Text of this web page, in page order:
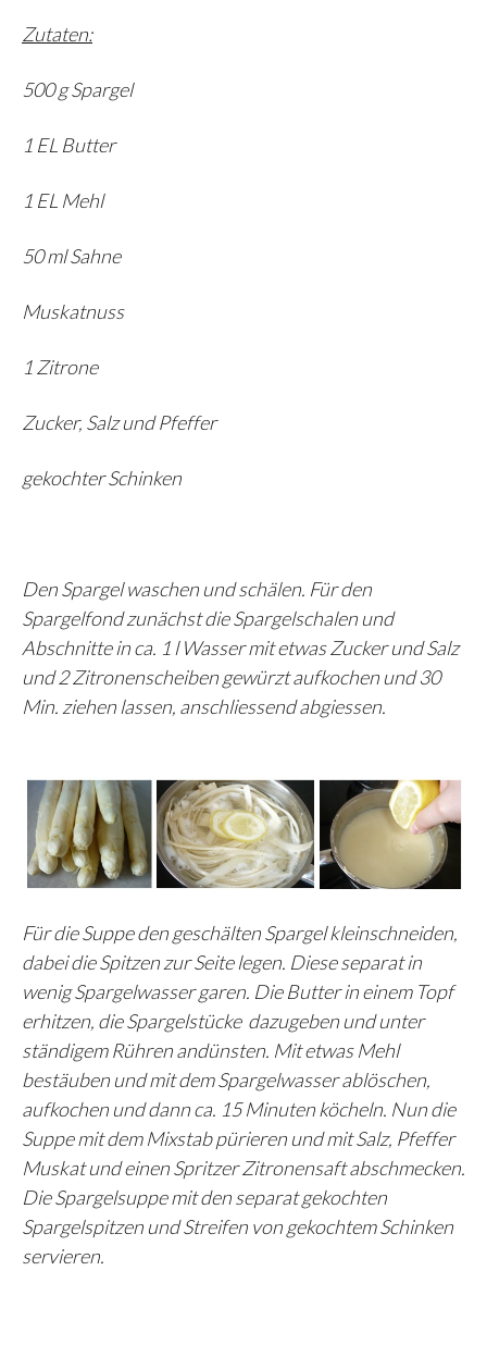
Zutaten:
500 g Spargel
1 EL Butter
1 EL Mehl
50 ml Sahne
Muskatnuss
1 Zitrone
Zucker, Salz und Pfeffer
gekochter Schinken
Den Spargel waschen und schälen. Für den
Spargelfond zunächst die Spargelschalen und
Abschnitte in ca. 1 l Wasser mit etwas Zucker und Salz
und 2 Zitronenscheiben gewürzt aufkochen und 30
Min. ziehen lassen, anschliessend abgiessen.
Für die Suppe den geschälten Spargel kleinschneiden,
dabei die Spitzen zur Seite legen. Diese separat in
wenig Spargelwasser garen. Die Butter in einem Topf
erhitzen, die Spargelstücke dazugeben und unter
ständigem Rühren andünsten. Mit etwas Mehl
bestäuben und mit dem Spargelwasser ablöschen,
aufkochen und dann ca. 15 Minuten köcheln. Nun die
Suppe mit dem Mixstab pürieren und mit Salz, Pfeffer
Muskat und einen Spritzer Zitronensaft abschmecken.
Die Spargelsuppe mit den separat gekochten
Spargelspitzen und Streifen von gekochtem Schinken
servieren.